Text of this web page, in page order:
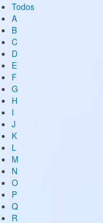
Todos
A
B
C
D
E
F
G
H
I
J
K
L
M
N
O
P
Q
R